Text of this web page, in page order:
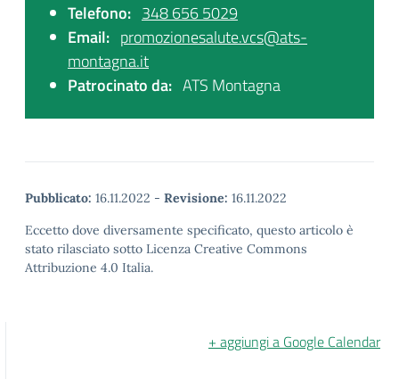
Telefono: 348 656 5029
Email: promozionesalute.vcs@ats-
montagna.it
Patrocinato da: ATS Montagna
Pubblicato: 16.11.2022 - Revisione: 16.11.2022
Eccetto dove diversamente specificato, questo articolo è
stato rilasciato sotto Licenza Creative Commons
Attribuzione 4.0 Italia.
+ aggiungi a Google Calendar